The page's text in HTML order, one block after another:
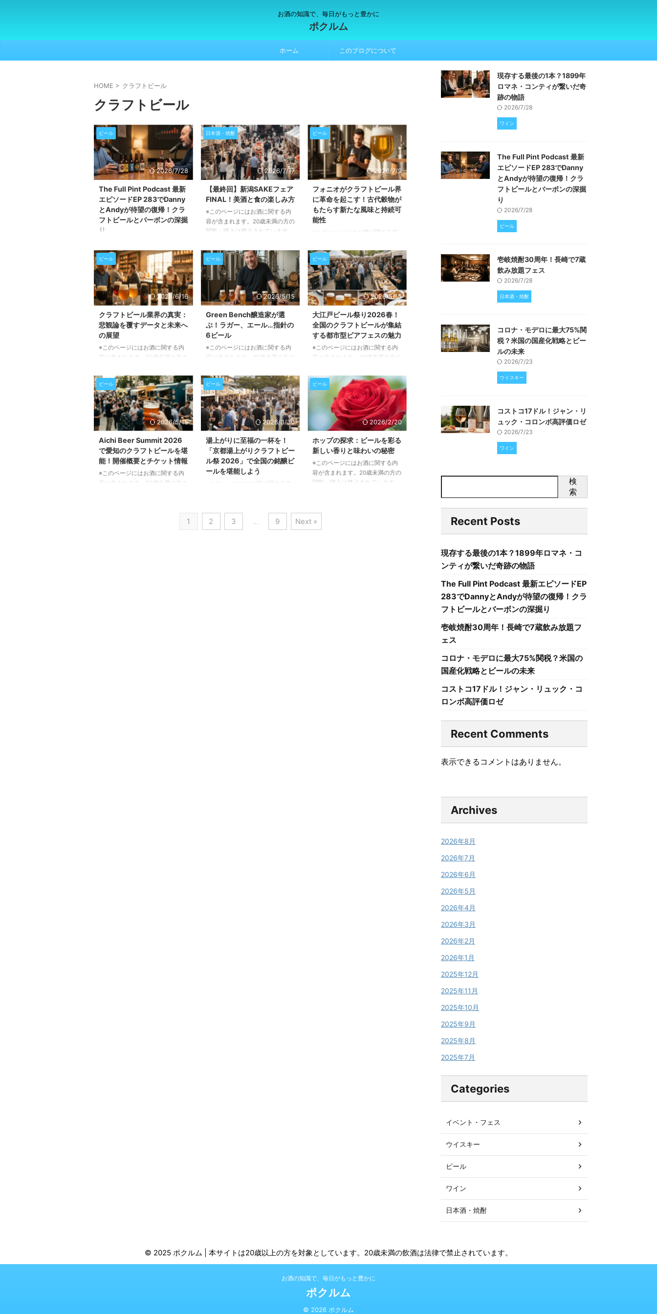
お酒の知識で、毎日がもっと豊かに
ポクルム
ホーム このブログについて
HOME > クラフトビール
クラフトビール
ビール
2026/7/28
The Full Pint Podcast 最新
エピソードEP 283でDanny
とAndyが待望の復帰！クラ
フトビールとバーボンの深掘
り
容が含まれます。20歳未満の方の
閲覧・購入は禁止されています。
この記事では、人気クラフトビー
ルポッドキャスト「The Full Pint
Podcast」の最新エピソードEP
283の内容をご紹介します。長期
休暇を経て復帰したパーソナリテ
ィのDannyとAndyが、ビール業
界のトレンドやバーボン市場との
比較について語り合う、聴きどこ
ろ満載のエピソードです。クラフ
読ください。 長期休暇を経て待
望の復帰！「The Fu ...
日本酒・焼酎
2026/7/17
【最終回】新潟SAKEフェア
FINAL！美酒と食の楽しみ方
※このページにはお酒に関する内
容が含まれます。20歳未満の方の
閲覧・購入は禁止されています。
た一大イベント「新潟SAKEフェ
アFINAL」が、2026年11月3日
(火・祝)に開催されます。この記
事では、この記念すべき最終回の
イベント概要から、楽しめるお酒
やフード、そして参加方法まで、
詳しくご紹介いたします。 新潟
SAKEフェアFINALとは？最後の
祭典を徹底解説！ 「新潟SAKEフ
ェアFINAL」は、新潟県非公認PR
キャラクター「ニイガタ姉さん」
がプロデュースする、新潟の ...
ビール
2026/7/9
フォニオがクラフトビール界
に革命を起こす！古代穀物が
もたらす新たな風味と持続可
能性
※このページにはお酒に関する内
閲覧・購入は禁止されています。
近年、クラフトビール業界でひそ
かに注目を集めている「フォニ
オ」という古代穀物をご存存じで
しょうか。西アフリカ原産のこの
小さな穀物が、ビールの風味に革
新をもたらすだけでなく、持続可
能な農業や地域経済の活性化にも
貢献する可能性を秘めています。
この記事では、フォニオがどのよ
うにしてビール醸造の世界に足跡
たします。 西アフリカの「奇跡
の穀物」フォニオとは？ フォ ...
ビール
2026/6/16
クラフトビール業界の真実：
悲観論を覆すデータと未来へ
の展望
※このページにはお酒に関する内
容が含まれます。20歳未満の方の
クラフトビール業界を取り巻く
「終焉」という悲観的な報道に疑
問を感じていませんか？この記事
では、ブルワーズ・アソシエーシ
ョンのバート・ワトソン氏が語る
最新データに基づき、業界の現状
きます。表面的な情報だけでは見
えない、クラフトビールの多様な
側面と成長の可能性を一緒に見て
いきましょう。 「クラフトビー
ビール
2026/5/15
Green Bench醸造家が選
ぶ！ラガー、エール…指針の
6ビール
※このページにはお酒に関する内
容が含まれます。20歳未満の方の
フロリダ州セントピーターズバー
グにあるGreen Benchの共同創設
者兼醸造家、クリストファー・ジ
ョンソン氏が、自身のビール造り
に深く影響を与えた6つのビール
について語ります。彼が選んだの
は、単に美味しいだけでなく、
「プロセス、場所、視点、完璧
さ」という独自の哲学を体現す
る、特別なビールたちです。この
記事では、それぞれのビールが持
ビール
2026/5/15
大江戸ビール祭り2026春！
全国のクラフトビールが集結
する都市型ビアフェスの魅力
※このページにはお酒に関する内
容が含まれます。20歳未満の方の
この記事では、東京・中野で開催
される「大江戸ビール祭り2026
春」の魅力や楽しみ方について詳
しくご紹介します。全国各地から
集まる個性豊かなクラフトビール
や、イベントを最大限に満喫する
ためのポイントをぜひチェックし
てください。 大江戸ビール祭り
2026春とは？イベント概要とア
クセス 「大江戸ビール祭り2026
春」は、中野四季の森公園イベン
ビール
2026/5/15
Aichi Beer Summit 2026
で愛知のクラフトビールを堪
能！開催概要とチケット情報
※このページにはお酒に関する内
容が含まれます。20歳未満の方の
Summit 2026」は、地元愛知のク
なイベントです。この記事では、
ビール
2026/3/30
湯上がりに至福の一杯を！
「京都湯上がりクラフトビー
ル祭 2026」で全国の銘醸ビ
ールを堪能しよう
※このページにはお酒に関する内
過去最大規模！25社のブルワリー
が集結する夢の祭典 2026年5月2
日（土）から5月3日（日・祝）に
ビール
2026/2/20
ホップの探求：ビールを彩る
新しい香りと味わいの秘密
※このページにはお酒に関する内
容が含まれます。20歳未満の方の
閲覧・購入は禁止されています。
ップは欠かせない存在です。その
苦味や香りは、ビールの個性を大
きく左右します。近年、クラフト
1 2 3 … 9 Next »
現存する最後の1本？1899年
ロマネ・コンティが繋いだ奇
跡の物語
2026/7/28
ワイン
The Full Pint Podcast 最新
エピソードEP 283でDanny
とAndyが待望の復帰！クラ
フトビールとバーボンの深掘
り
2026/7/28
ビール
壱岐焼酎30周年！長崎で7蔵
飲み放題フェス
2026/7/28
日本酒・焼酎
コロナ・モデロに最大75%関
税？米国の国産化戦略とビー
ルの未来
2026/7/23
ウイスキー
コストコ17ドル！ジャン・リ
ュック・コロンボ高評価ロゼ
2026/7/23
ワイン
検
索
Recent Posts
現存する最後の1本？1899年ロマネ・コ
ンティが繋いだ奇跡の物語
The Full Pint Podcast 最新エピソードEP
283でDannyとAndyが待望の復帰！クラ
フトビールとバーボンの深掘り
壱岐焼酎30周年！長崎で7蔵飲み放題フ
ェス
コロナ・モデロに最大75%関税？米国の
国産化戦略とビールの未来
コストコ17ドル！ジャン・リュック・コ
ロンボ高評価ロゼ
Recent Comments
表示できるコメントはありません。
Archives
2026年8月
2026年7月
2026年6月
2026年5月
2026年4月
2026年3月
2026年2月
2026年1月
2025年12月
2025年11月
2025年10月
2025年9月
2025年8月
2025年7月
Categories
イベント・フェス
ウイスキー
ビール
ワイン
日本酒・焼酎
© 2025 ポクルム | 本サイトは20歳以上の方を対象としています。20歳未満の飲酒は法律で禁止されています。
お酒の知識で、毎日がもっと豊かに
ポクルム
© 2026 ポクルム